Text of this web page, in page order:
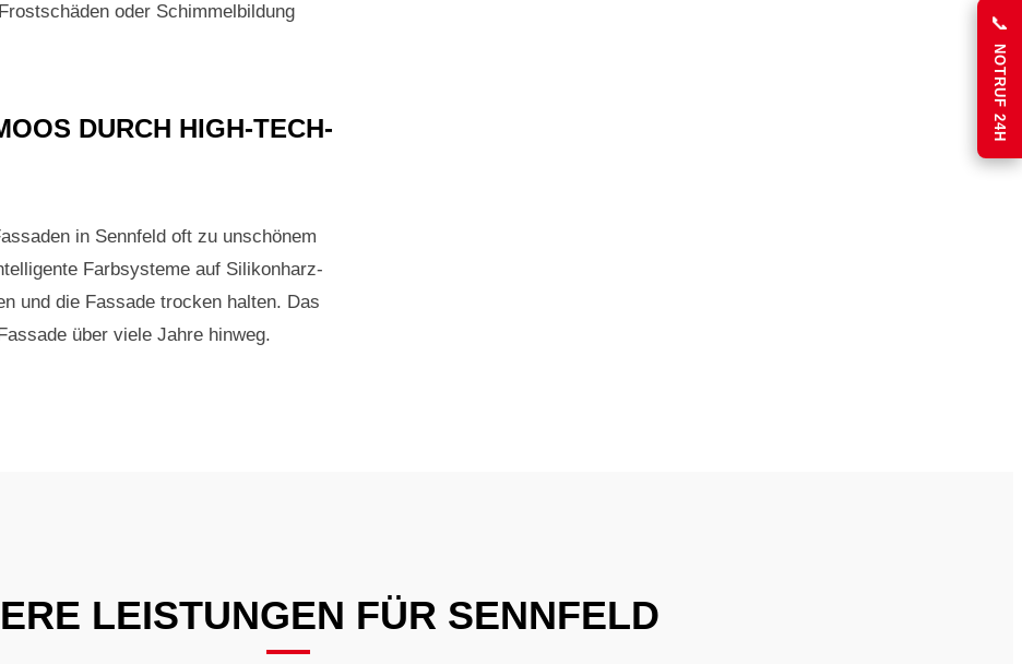
oder Schimmelbildung
DURCH HIGH-TECH-
in Sennfeld oft zu unschönem
Farbsysteme auf Silikonharz-
und die Fassade trocken halten. Das
über viele Jahre hinweg.
LEISTUNGEN FÜR SENNFELD
📞
NOTRUF 24H